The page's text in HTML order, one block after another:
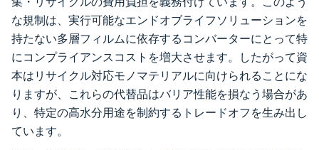
な規制は、実行可能なエンドオブライフソリューションを
持たない多層フィルムに依存するコンバーターにとって特
にコンプライアンスコストを増大させます。したがって資
本はリサイクル対応モノマテリアルに向けられることにな
りますが、これらの代替品はバリア性能を損なう場合があ
り、特定の高水分用途を制約するトレードオフを生み出し
ています。